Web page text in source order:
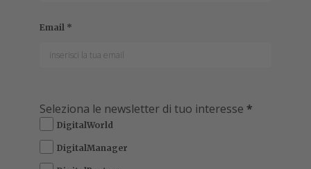
Email *
Seleziona le newsletter di tuo interesse *
DigitalWorld
DigitalManager